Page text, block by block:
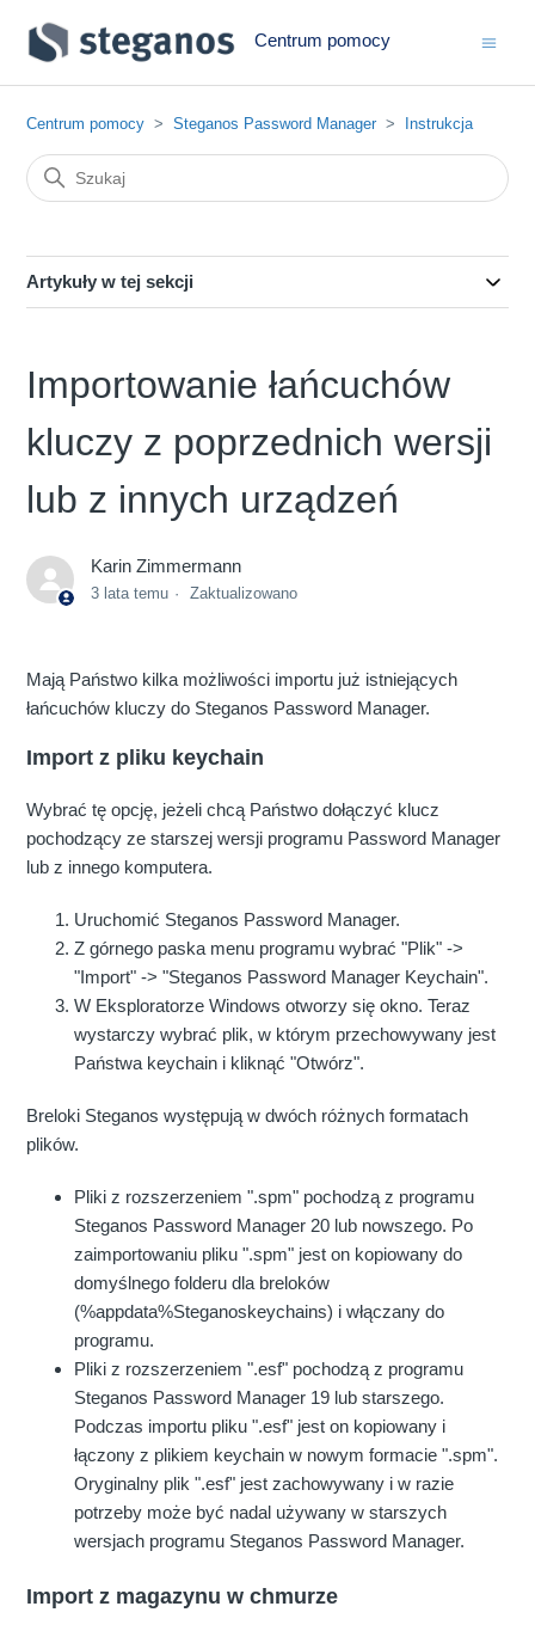
Centrum pomocy
Centrum pomocy Steganos Password Manager Instrukcja
Artykuły w tej sekcji
Importowanie łańcuchów
kluczy z poprzednich wersji
lub z innych urządzeń
Karin Zimmermann
3 lata temu Zaktualizowano
Mają Państwo kilka możliwości importu już istniejących
łańcuchów kluczy do Steganos Password Manager.
Import z pliku keychain
Wybrać tę opcję, jeżeli chcą Państwo dołączyć klucz
pochodzący ze starszej wersji programu Password Manager
lub z innego komputera.
Uruchomić Steganos Password Manager.
Z górnego paska menu programu wybrać "Plik" ->
"Import" -> "Steganos Password Manager Keychain".
W Eksploratorze Windows otworzy się okno. Teraz
wystarczy wybrać plik, w którym przechowywany jest
Państwa keychain i kliknąć "Otwórz".
Breloki Steganos występują w dwóch różnych formatach
plików.
Pliki z rozszerzeniem ".spm" pochodzą z programu
Steganos Password Manager 20 lub nowszego. Po
zaimportowaniu pliku ".spm" jest on kopiowany do
domyślnego folderu dla breloków
(%appdata%Steganoskeychains) i włączany do
programu.
Pliki z rozszerzeniem ".esf" pochodzą z programu
Steganos Password Manager 19 lub starszego.
Podczas importu pliku ".esf" jest on kopiowany i
łączony z plikiem keychain w nowym formacie ".spm".
Oryginalny plik ".esf" jest zachowywany i w razie
potrzeby może być nadal używany w starszych
wersjach programu Steganos Password Manager.
Import z magazynu w chmurze